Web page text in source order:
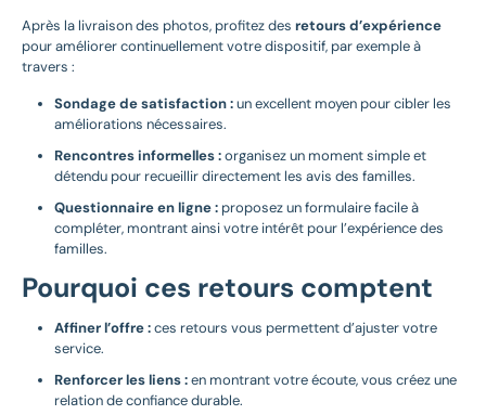
Après la livraison des photos, profitez des retours d’expérience
pour améliorer continuellement votre dispositif, par exemple à
travers :
Sondage de satisfaction :un excellent moyen pour cibler les
améliorations nécessaires.
Rencontres informelles :organisez un moment simple et
détendu pour recueillir directement les avis des familles.
Questionnaire en ligne : proposez un formulaire facile à
compléter, montrant ainsi votre intérêt pour l’expérience des
familles.
Pourquoi ces retours comptent
Affiner l’offre :ces retours vous permettent d’ajuster votre
service.
Renforcer les liens :en montrant votre écoute, vous créez une
relation de confiance durable.